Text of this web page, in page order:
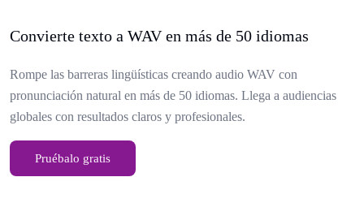
Convierte texto a WAV en más de 50 idiomas
Rompe las barreras lingüísticas creando audio WAV con
pronunciación natural en más de 50 idiomas. Llega a audiencias
globales con resultados claros y profesionales.
Pruébalo gratis